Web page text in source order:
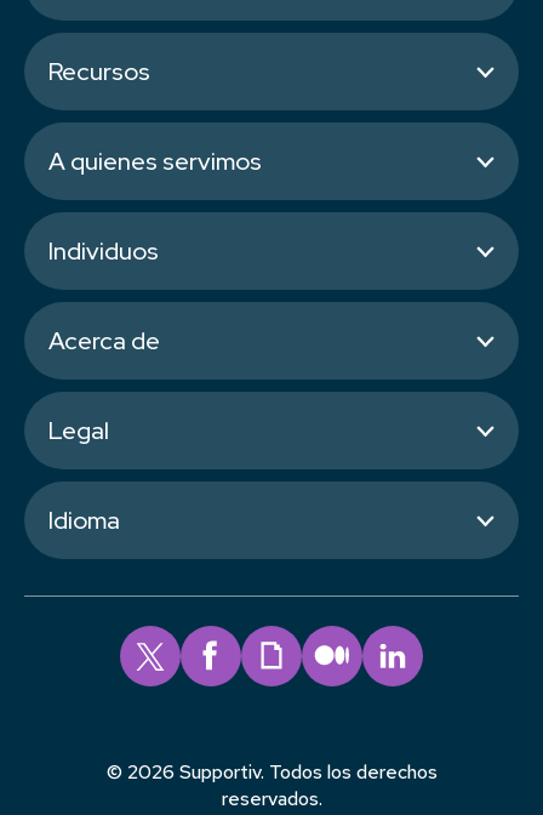
Recursos
A quienes servimos
Individuos
Acerca de
Legal
Idioma
© 2026 Supportiv. Todos los derechos
reservados.